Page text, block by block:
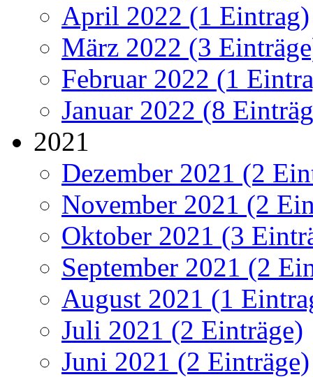
April 2022 (1 Eintrag)
März 2022 (3
Februar 2022 (1
Januar 2022 (8
2021
Dezember 2021 (2
November 2021 (2
Oktober 2021 (3
September 2021 (2
August 2021 (1
Juli 2021 (2 Einträge)
Juni 2021 (2 Einträge)